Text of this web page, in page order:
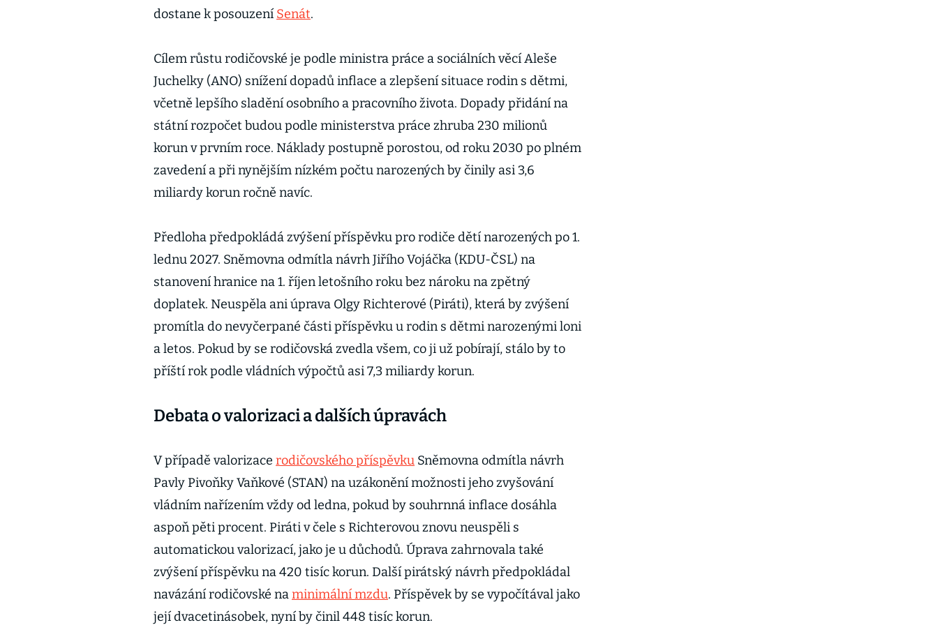
dostane k posouzení Senát.
Cílem růstu rodičovské je podle ministra práce a sociálních věcí Aleše
Juchelky (ANO) snížení dopadů inflace a zlepšení situace rodin s dětmi,
včetně lepšího sladění osobního a pracovního života. Dopady přidání na
státní rozpočet budou podle ministerstva práce zhruba 230 milionů
korun v prvním roce. Náklady postupně porostou, od roku 2030 po plném
zavedení a při nynějším nízkém počtu narozených by činily asi 3,6
miliardy korun ročně navíc.
Předloha předpokládá zvýšení příspěvku pro rodiče dětí narozených po 1.
lednu 2027. Sněmovna odmítla návrh Jiřího Vojáčka (KDU-ČSL) na
stanovení hranice na 1. říjen letošního roku bez nároku na zpětný
doplatek. Neuspěla ani úprava Olgy Richterové (Piráti), která by zvýšení
promítla do nevyčerpané části příspěvku u rodin s dětmi narozenými loni
a letos. Pokud by se rodičovská zvedla všem, co ji už pobírají, stálo by to
příští rok podle vládních výpočtů asi 7,3 miliardy korun.
Debata o valorizaci a dalších úpravách
V případě valorizace rodičovského příspěvku Sněmovna odmítla návrh
Pavly Pivoňky Vaňkové (STAN) na uzákonění možnosti jeho zvyšování
vládním nařízením vždy od ledna, pokud by souhrnná inflace dosáhla
aspoň pěti procent. Piráti v čele s Richterovou znovu neuspěli s
automatickou valorizací, jako je u důchodů. Úprava zahrnovala také
zvýšení příspěvku na 420 tisíc korun. Další pirátský návrh předpokládal
navázání rodičovské naminimální mzdu. Příspěvek by se vypočítával jako
její dvacetinásobek, nyní by činil 448 tisíc korun.